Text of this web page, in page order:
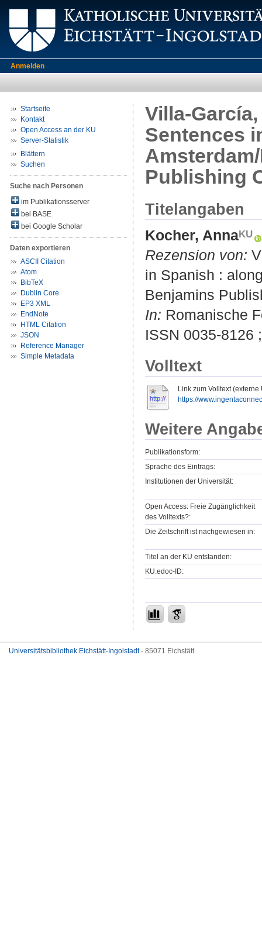
Anmelden
Startseite
Kontakt
Open Access an der KU
Server-Statistik
Blättern
Suchen
Suche nach Personen
im Publikationsserver
bei BASE
bei Google Scholar
Daten exportieren
ASCII Citation
Atom
BibTeX
Dublin Core
EP3 XML
EndNote
HTML Citation
JSON
Reference Manager
Simple Metadata
Villa-
Sentences
Publishing
Titelangaben
Kocher, Anna
Rezension von:
in Spanish :
Benjamins
In: Romanische
ISSN 0035-8126
Volltext
Link zum Volltext (externe
https://
Weitere
Publikationsform:
Sprache des Eintrags:
Institutionen der Universität:
Open Access: Freie Zugänglichkeit
des Volltexts?:
Die Zeitschrift ist nachgewiesen in:
Titel an der KU entstanden:
KU.edoc-ID:
Universitätsbibliothek Eichstätt-Ingolstadt- 85071 Eichstätt